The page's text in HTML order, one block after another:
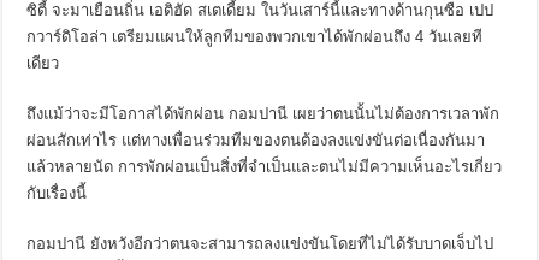
ซิตี้ จะมาเยือนถิ่น เอติฮัด สเตเดี้ยม ในวันเสาร์นี้และทางด้านกุนซือ เปป
กวาร์ดิโอล่า เตรียมแผนให้ลูกทีมของพวกเขาได้พักผ่อนถึง 4 วันเลยที
เดียว
ถึงแม้ว่าจะมีโอกาสได้พักผ่อน กอมปานี เผยว่าตนนั้นไม่ต้องการเวลาพัก
ผ่อนสักเท่าไร แต่ทางเพื่อนร่วมทีมของตนต้องลงแข่งขันต่อเนื่องกันมา
แล้วหลายนัด การพักผ่อนเป็นสิ่งที่จำเป็นและตนไม่มีความเห็นอะไรเกี่ยว
กับเรื่องนี้
กอมปานี ยังหวังอีกว่าตนจะสามารถลงแข่งขันโดยที่ไม่ได้รับบาดเจ็บไป